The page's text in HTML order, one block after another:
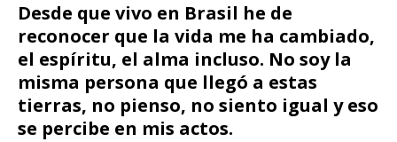
Desde que vivo en Brasil he de
reconocer que la vida me ha cambiado,
el espíritu, el alma incluso. No soy la
misma persona que llegó a estas
tierras, no pienso, no siento igual y eso
se percibe en mis actos.